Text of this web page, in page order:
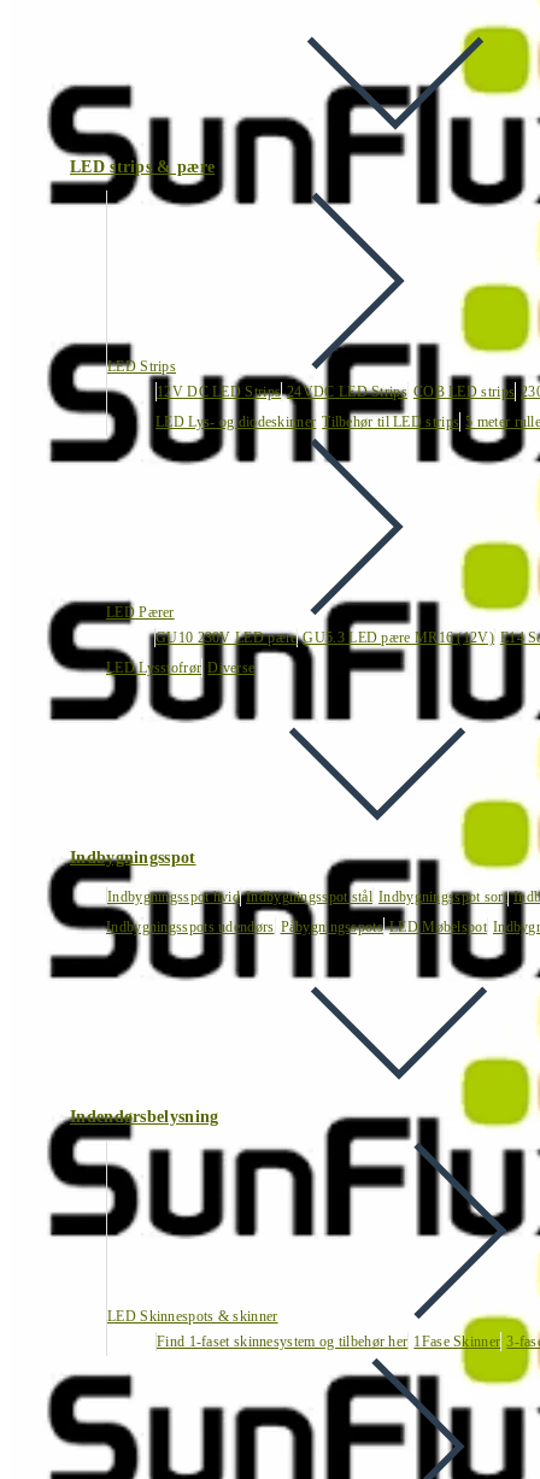
LED strips & pære
LED Strips
12V DC LED Strips 24VDC LED Strips COB LED strips
LED Lys- og diodeskinner Tilbehør til LED strips 5 meter
LED Pærer
GU10 230V LED pære GU5.3 LED pære MR16 (12V) E14
LED Lysstofrør Diverse
Indbygningsspot
Indbygningsspot hvid Indbygningsspot stål Indbygningsspot sort
Indbygningsspots udendørs Påbygningsspots LED Møbelspot
Indendørsbelysning
LED Skinnespots & skinner
Find 1-faset skinnesystem og tilbehør her 1Fase Skinner 3-